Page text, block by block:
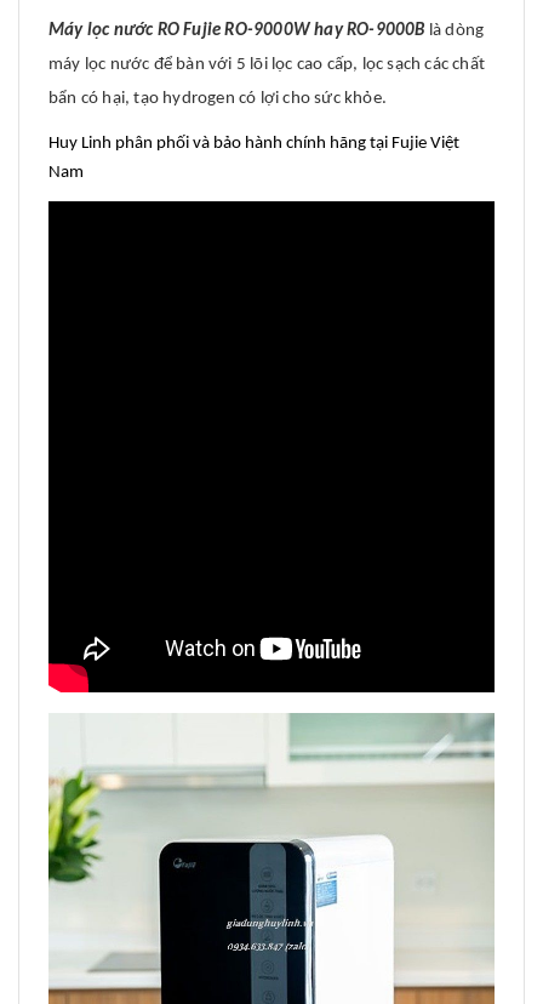
Máy lọc nước RO Fujie RO-9000W hay RO-9000B là dòng
máy lọc nước để bàn với 5 lõi lọc cao cấp, lọc sạch các chất
bẩn có hại, tạo hydrogen có lợi cho sức khỏe.
Huy Linh phân phối và bảo hành chính hãng tại Fujie Việt
Nam